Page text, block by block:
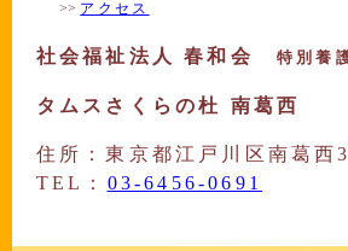
>> アクセス
社会福祉法人 春和会 特別養
タムスさくらの杜 南葛西
住所：東京都江戸川区南葛西
TEL： 03-6456-0691